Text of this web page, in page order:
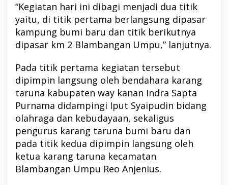
“Kegiatan hari ini dibagi menjadi dua titik
yaitu, di titik pertama berlangsung dipasar
kampung bumi baru dan titik berikutnya
dipasar km 2 Blambangan Umpu,” lanjutnya.
Pada titik pertama kegiatan tersebut
dipimpin langsung oleh bendahara karang
taruna kabupaten way kanan Indra Sapta
Purnama didampingi Iput Syaipudin bidang
olahraga dan kebudayaan, sekaligus
pengurus karang taruna bumi baru dan
pada titik kedua dipimpin langsung oleh
ketua karang taruna kecamatan
Blambangan Umpu Reo Anjenius.